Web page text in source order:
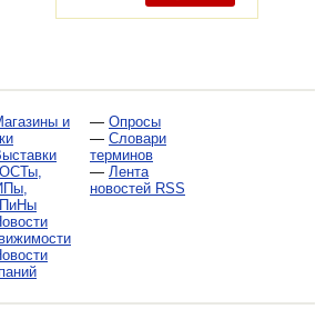
и
— Опросы
— Словари
терминов
— Лента
новостей RSS